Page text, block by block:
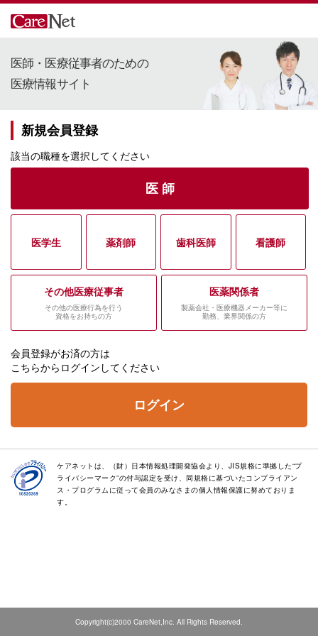
医師・医療従事者のための
医療情報サイト
新規会員登録
該当の職種を選択してください
医 師
医学生 薬剤師 歯科医師 看護師
その他医療従事者
その他の医療行為を行う
資格をお持ちの方
医薬関係者
製薬会社・医療機器メーカー等に
勤務、業界関係の方
会員登録がお済の方は
こちらからログインしてください
ログイン
ケアネットは、（財）日本情報処理開発協会より、JIS規格に準拠した“プ
ライバシーマーク”の付与認定を受け、同規格に基づいたコンプライアン
ス・プログラムに従って会員のみなさまの個人情報保護に努めておりま
す。
Copyright(c)2000 CareNet,Inc. All Rights Reserved.